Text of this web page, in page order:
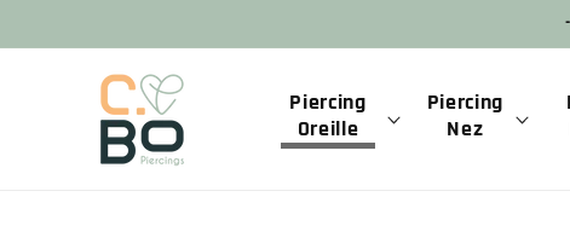
au
contenu
Piercing
Oreille
Piercing
Nez